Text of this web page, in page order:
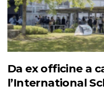
Da ex officine a
l’International